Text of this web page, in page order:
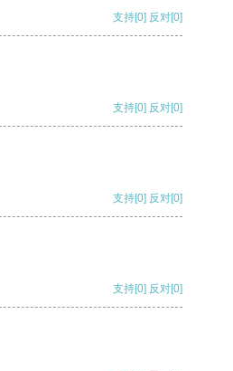
支持[0] 反对[0]
支持[0] 反对[0]
支持[0] 反对[0]
支持[0] 反对[0]